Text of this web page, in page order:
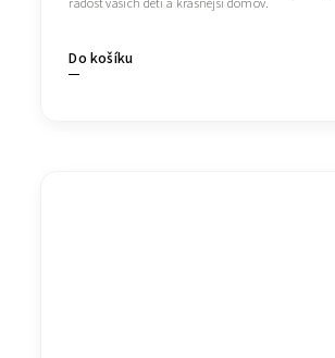
Do košíku
radost vašich dětí a krásnější domov.